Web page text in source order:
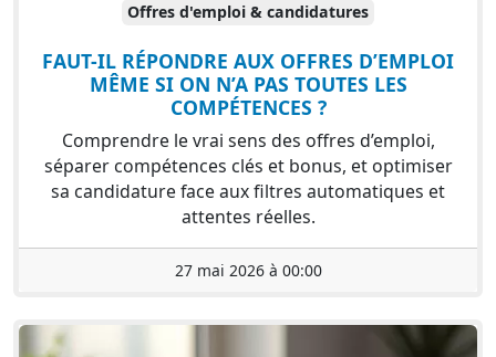
Offres d'emploi & candidatures
FAUT-IL RÉPONDRE AUX OFFRES D’EMPLOI
MÊME SI ON N’A PAS TOUTES LES
COMPÉTENCES ?
Comprendre le vrai sens des offres d’emploi,
séparer compétences clés et bonus, et optimiser
sa candidature face aux filtres automatiques et
attentes réelles.
27 mai 2026 à 00:00